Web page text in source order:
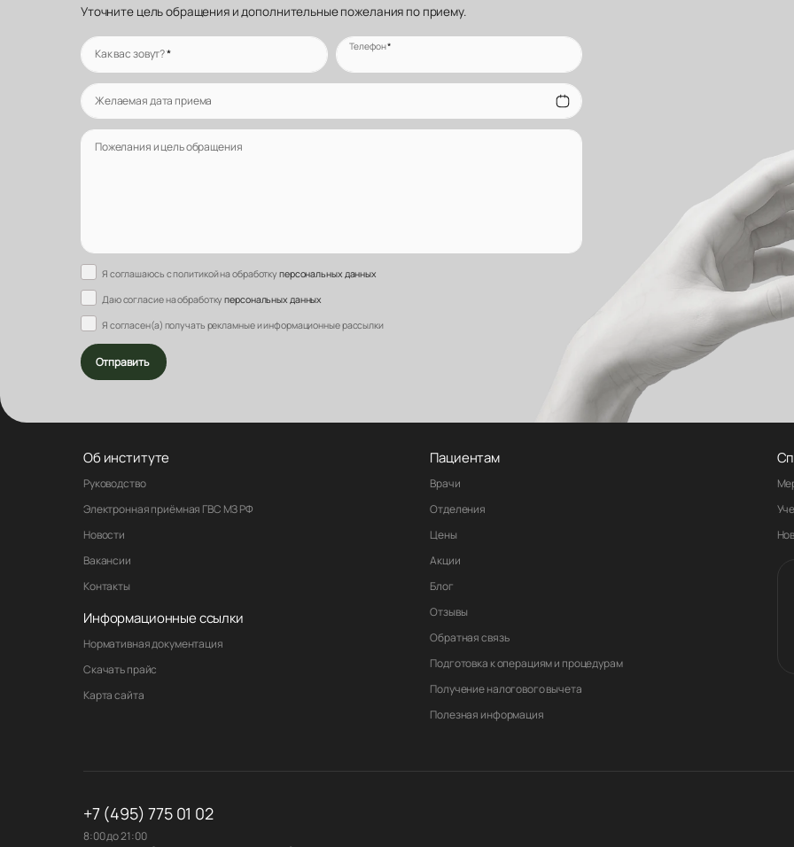
Уточните цель обращения и дополнительные пожелания по приему.
Как вас зовут?* Телефон*
Желаемая дата приема
Пожелания и цель обращения
Я соглашаюсь с политикой на обработкуперсональных данных
Даю согласие на обработкуперсональных данных
Я согласен(а) получать рекламные и информационные рассылки
Отправить
Об институте
Руководство
Электронная приёмная ГВС МЗ РФ
Новости
Вакансии
Контакты
Информационные ссылки
Нормативная документация
Скачать прайс
Карта сайта
Пациентам
Врачи
Отделения
Цены
Акции
Блог
Отзывы
Обратная связь
Подготовка к операциям и процедурам
Получение налогового вычета
Полезная информация
+7 (495) 775 01 02
8:00 до 21:00